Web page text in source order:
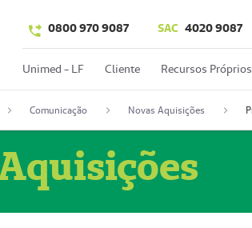
0800 970 9087 SAC 4020 9087
Unimed - LF Cliente Recursos Próprios
Comunicação Novas Aquisições